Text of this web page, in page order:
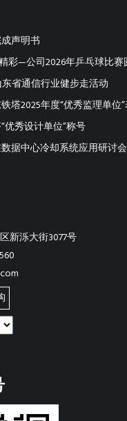
声明书
彩—公司2026年乒乓球比赛
省通信行业健步走活动
塔2025年度“优秀监理单位
优秀设计单位”称号
据中心冷却系统应用研讨会
新泺大街3077号